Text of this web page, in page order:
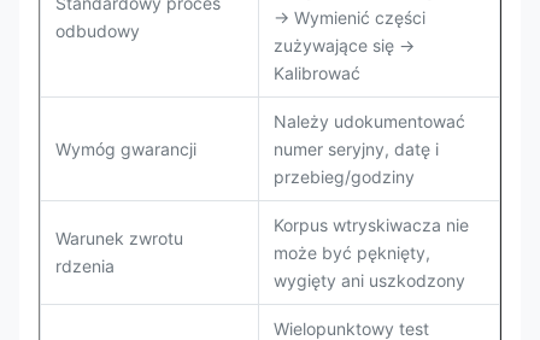
odbudowy
→ Wymienić części
zużywające się →
Kalibrować
Wymóg gwarancji
Należy udokumentować
numer seryjny, datę i
przebieg/godziny
Warunek zwrotu
rdzenia
Korpus wtryskiwacza nie
może być pęknięty,
wygięty ani uszkodzony
Wielopunktowy test